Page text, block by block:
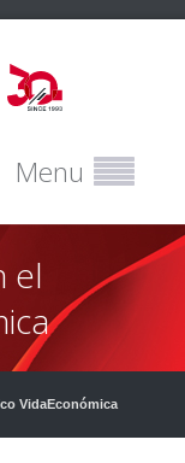
Menu
el
VidaEconómica